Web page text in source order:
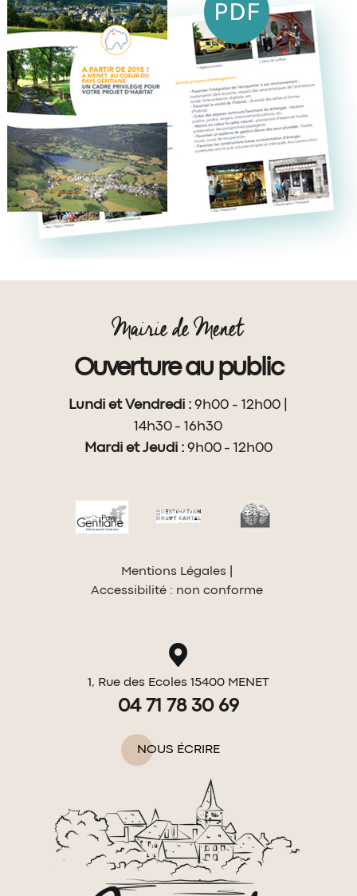
Mairie de Menet
Ouverture au public
Lundi et Vendredi :9h00 - 12h00 |
14h30 - 16h30
Mardi et Jeudi : 9h00 - 12h00
Mentions Légales
Accessibilité : non conforme
1, Rue des Ecoles 15400 MENET
04 71 78 30 69
NOUS ÉCRIRE